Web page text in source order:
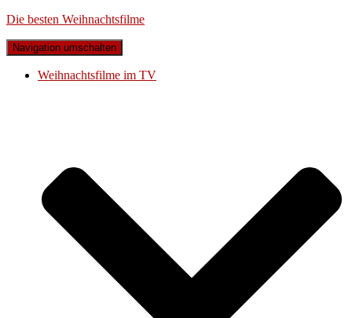
Die besten Weihnachtsfilme
Navigation umschalten
Weihnachtsfilme im TV